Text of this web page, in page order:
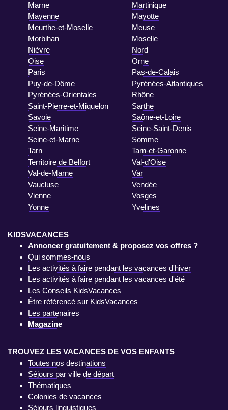
Marne
Martinique
Mayenne
Mayotte
Meurthe-et-Moselle
Meuse
Morbihan
Moselle
Nièvre
Nord
Oise
Orne
Paris
Pas-de-Calais
Puy-de-Dôme
Pyrénées-Atlantiques
Pyrénées-Orientales
Rhône
Saint-Pierre-et-Miquelon
Sarthe
Savoie
Saône-et-Loire
Seine-Maritime
Seine-Saint-Denis
Seine-et-Marne
Somme
Tarn
Tarn-et-Garonne
Territoire de Belfort
Val-d'Oise
Val-de-Marne
Var
Vaucluse
Vendée
Vienne
Vosges
Yonne
Yvelines
KIDSVACANCES
Annoncer gratuitement & proposez vos offres ?
Qui sommes-nous
Les activités à faire pendant les vacances d'hiver
Les activités à faire pendant les vacances d'été
Les Conseils KidsVacances
Être référencé sur KidsVacances
Les partenaires
Magazine
TROUVEZ LES VACANCES DE VOS ENFANTS
Toutes nos destinations
Séjours par ville de départ
Thématiques
Colonies de vacances
Séjours linguistiques